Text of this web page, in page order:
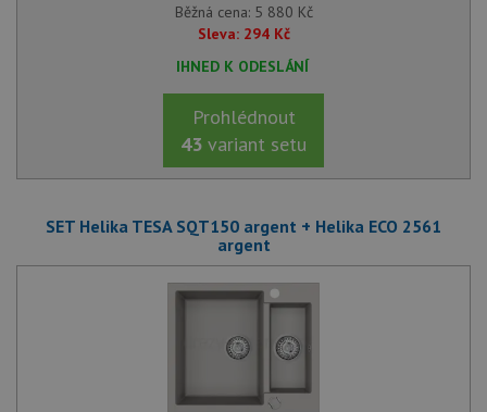
Běžná cena: 5 880 Kč
Sleva: 294 Kč
IHNED K ODESLÁNÍ
Prohlédnout
43 variant setu
SET Helika TESA SQT150 argent + Helika ECO 2561
argent